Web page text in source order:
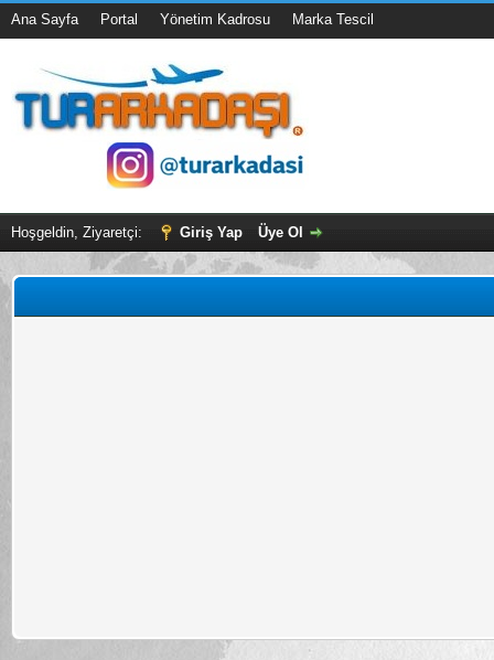
Ana Sayfa Portal Yönetim Kadrosu Marka Tescil
Hoşgeldin, Ziyaretçi: Giriş Yap Üye Ol